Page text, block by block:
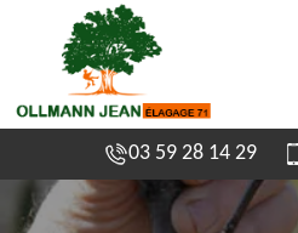
03 59 28 14 29